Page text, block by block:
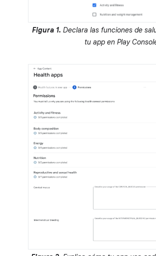
Figura 1. Declara las funciones de
tu app en Play